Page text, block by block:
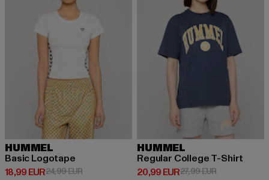
HUMMEL
Basic Logotape
18,99 EUR
Ajankohtainen hinta: 18,99 EUR
24,99 EURKampanjahinta: 24,99 EUR
HUMMEL
Regular College T-Shirt
20,99 EUR
Ajankohtainen hinta: 20,99 EUR
27,99 EUR